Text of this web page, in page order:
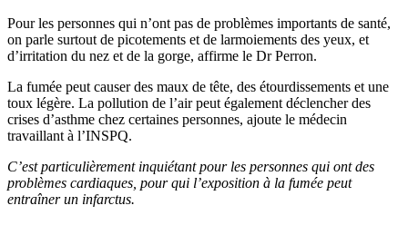
Pour les personnes qui n’ont pas de problèmes importants de santé,
on parle surtout de picotements et de larmoiements des yeux, et
d’irritation du nez et de la gorge, affirme le Dr Perron.
La fumée peut causer des maux de tête, des étourdissements et une
toux légère. La pollution de l’air peut également déclencher des
crises d’asthme chez certaines personnes, ajoute le médecin
travaillant à l’INSPQ.
C’est particulièrement inquiétant pour les personnes qui ont des
problèmes cardiaques, pour qui l’exposition à la fumée peut
entraîner un infarctus.